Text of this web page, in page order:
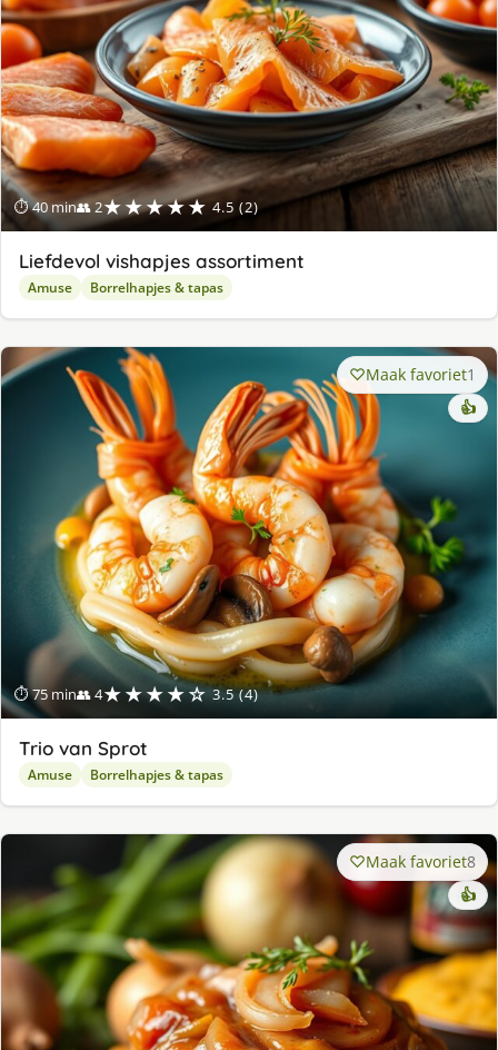
⏱ 40 min👥 2★★★★★ 4.5 (2)
Liefdevol vishapjes assortiment
Amuse Borrelhapjes & tapas
⏱ 75 min👥 4★★★★☆ 3.5 (4)
Maak favoriet1
👍
Trio van Sprot
Amuse Borrelhapjes & tapas
Maak favoriet8
👍